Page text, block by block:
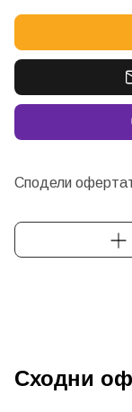
Сподели
Сходни